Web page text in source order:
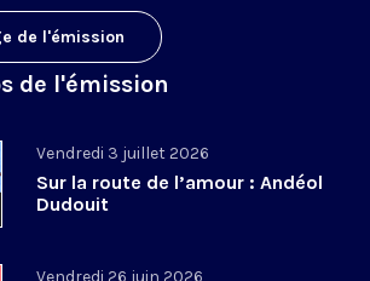
de l'émission
de l'émission
Vendredi 3 juillet 2026
Sur la route de l’amour : Andéol
Dudouit
Vendredi 26 juin 2026